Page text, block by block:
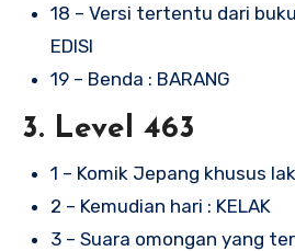
18 – Versi tertentu dari
EDISI
19 – Benda : BARANG
3. Level 463
1 – Komik Jepang khusus
2 – Kemudian hari : KELAK
3 – Suara omongan yang